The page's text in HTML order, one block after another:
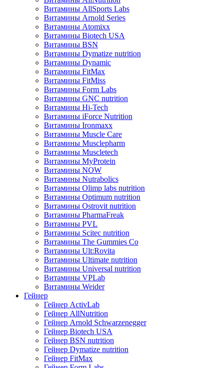
Витамины AllSports Labs
Витамины Arnold Series
Витамины Atomixx
Витамины Biotech USA
Витамины BSN
Витамины Dymatize nutrition
Витамины Dynamic
Витамины FitMax
Витамины FitMiss
Витамины Form Labs
Витамины GNC nutrition
Витамины Hi-Tech
Витамины iForce Nutrition
Витамины Ironmaxx
Витамины Muscle Care
Витамины Musclepharm
Витамины Muscletech
Витамины MyProtein
Витамины NOW
Витамины Nutrabolics
Витамины Olimp labs nutrition
Витамины Optimum nutrition
Витамины Ostrovit nutrition
Витамины PharmaFreak
Витамины PVL
Витамины Scitec nutrition
Витамины The Gummies Co
Витамины Ult:Rovita
Витамины Ultimate nutrition
Витамины Universal nutrition
Витамины VPLab
Витамины Weider
Гейнер
Гейнер ActivLab
Гейнер AllNutrition
Гейнер Arnold Schwarzenegger
Гейнер Biotech USA
Гейнер BSN nutrition
Гейнер Dymatize nutrition
Гейнер FitMax